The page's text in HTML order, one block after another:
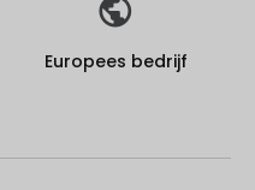
Europees bedrijf